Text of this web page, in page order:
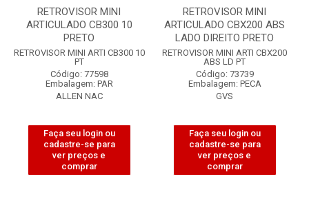
RETROVISOR MINI
ARTICULADO CB300 10
PRETO
RETROVISOR MINI ARTI CB300 10
PT
Código: 77598
Embalagem: PAR
ALLEN NAC
Faça seu login ou
cadastre-se para
ver preços e
comprar
RETROVISOR MINI
ARTICULADO CBX200 ABS
LADO DIREITO PRETO
RETROVISOR MINI ARTI CBX200
ABS LD PT
Código: 73739
Embalagem: PECA
GVS
Faça seu login ou
cadastre-se para
ver preços e
comprar